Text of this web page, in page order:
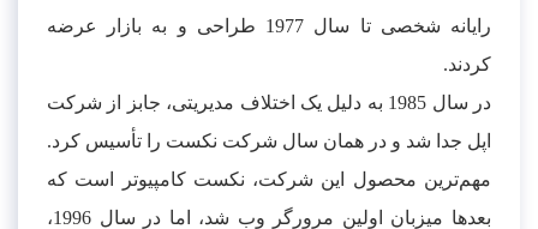
رایانه شخصی تا سال 1977 طراحی و به بازار عرضه
کردند.
در سال 1985 به دلیل یک اختلاف مدیریتی، جابز از شرکت
اپل جدا شد و در همان سال شرکت نکست را تأسیس کرد.
مهم‌ترین محصول این شرکت، نکست کامپیوتر است که
بعدها میزبان اولین مرورگر وب شد، اما در سال 1996،